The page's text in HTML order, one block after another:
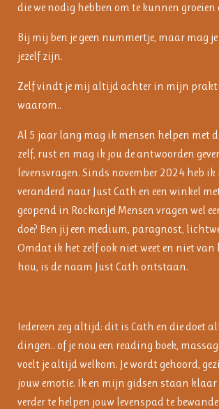
die we nodig hebben om te kunnen groeien
Bij mij ben je geen nummertje, maar mag
jezelf zijn.
Zelf vindt je mij altijd achter in mijn
waarom..
Al 5 jaar lang mag ik mensen helpen met
zelf, rust en mag ik jou de antwoorden
levensvragen. Sinds november 2024 heb
veranderd naar Just Cath en een winkel
geopend in Rockanje! Mensen vragen wel
doe? Ben jij een medium, paragnost,
Omdat ik het zelf ook niet weet en niet
hou, is de naam Just Cath ontstaan.
Iedereen zeg altijd: dit is Cath en die doet
dingen.. of je nou een reading boek,
voelt je altijd welkom. Je wordt gehoord,
jouw emotie. Ik en mijn gidsen staan klaar
verder te helpen jouw levenspad te